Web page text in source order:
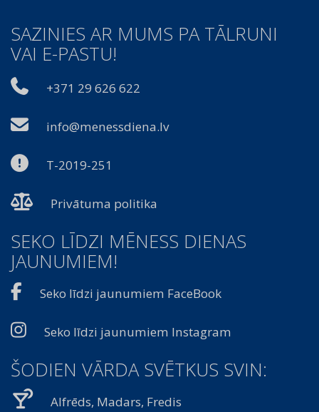
SAZINIES AR MUMS PA TĀLRUNI
VAI E-PASTU!
+371 29 626 622
info@menessdiena.lv
T-2019-251
Privātuma politika
SEKO LĪDZI MĒNESS DIENAS
JAUNUMIEM!
Seko līdzi jaunumiem FaceBook
Seko līdzi jaunumiem Instagram
ŠODIEN VĀRDA SVĒTKUS SVIN:
Alfrēds, Madars, Fredis